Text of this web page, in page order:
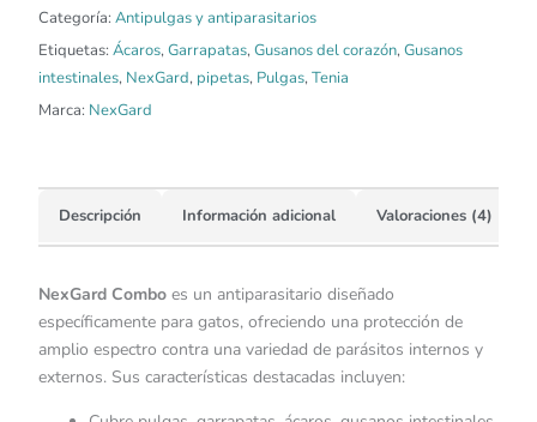
Categoría: Antipulgas y antiparasitarios
Etiquetas: Ácaros,Garrapatas,Gusanos del corazón,Gusanos
intestinales, NexGard, pipetas, Pulgas,Tenia
Marca: NexGard
Descripción Información adicional Valoraciones (4)
NexGard Combo es un antiparasitario diseñado
específicamente para gatos, ofreciendo una protección de
amplio espectro contra una variedad de parásitos internos y
externos. Sus características destacadas incluyen: